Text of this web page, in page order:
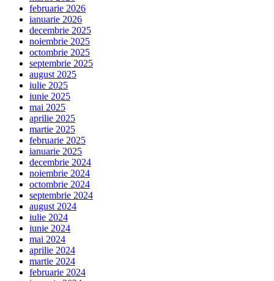
februarie 2026
ianuarie 2026
decembrie 2025
noiembrie 2025
octombrie 2025
septembrie 2025
august 2025
iulie 2025
iunie 2025
mai 2025
aprilie 2025
martie 2025
februarie 2025
ianuarie 2025
decembrie 2024
noiembrie 2024
octombrie 2024
septembrie 2024
august 2024
iulie 2024
iunie 2024
mai 2024
aprilie 2024
martie 2024
februarie 2024